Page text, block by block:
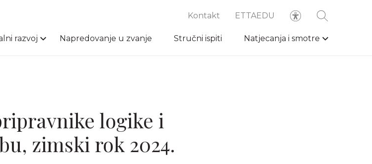
Kontakt ETTAEDU
razvoj Napredovanje u zvanje Stručni ispiti Natjecanja i smotre
logike i
zimski rok 2024.